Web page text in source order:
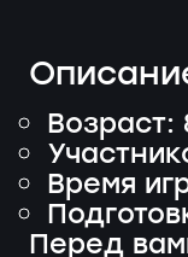
Возраст:
Время
Перед